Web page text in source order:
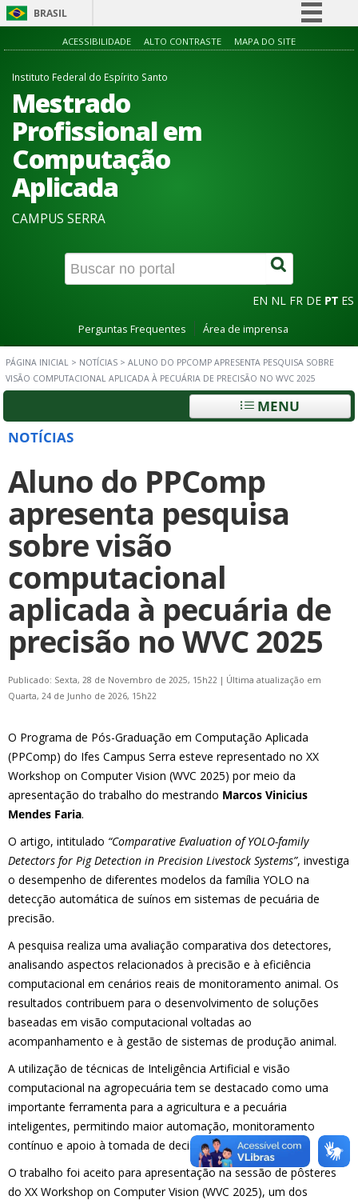
BRASIL
Simplifique!
ACESSIBILIDADE ALTO CONTRASTE MAPA DO SITE
Instituto Federal do Espírito Santo
Mestrado
Profissional em
Computação
Aplicada
CAMPUS SERRA
EN NL FR DE PT ES
Perguntas Frequentes Área de imprensa
PÁGINA INICIAL > NOTÍCIAS > ALUNO DO PPCOMP APRESENTA PESQUISA SOBRE
VISÃO COMPUTACIONAL APLICADA À PECUÁRIA DE PRECISÃO NO WVC 2025
MENU
NOTÍCIAS
Aluno do PPComp
apresenta pesquisa
sobre visão
computacional
aplicada à pecuária de
precisão no WVC 2025
Publicado: Sexta, 28 de Novembro de 2025, 15h22 | Última atualização em
Quarta, 24 de Junho de 2026, 15h22
O Programa de Pós-Graduação em Computação Aplicada
(PPComp) do Ifes Campus Serra esteve representado no XX
Workshop on Computer Vision (WVC 2025) por meio da
apresentação do trabalho do mestrando Marcos Vinicius
Mendes Faria.
O artigo, intitulado “Comparative Evaluation of YOLO-family
Detectors for Pig Detection in Precision Livestock Systems”, investiga
o desempenho de diferentes modelos da família YOLO na
detecção automática de suínos em sistemas de pecuária de
precisão.
A pesquisa realiza uma avaliação comparativa dos detectores,
analisando aspectos relacionados à precisão e à eficiência
computacional em cenários reais de monitoramento animal. Os
resultados contribuem para o desenvolvimento de soluções
baseadas em visão computacional voltadas ao
acompanhamento e à gestão de sistemas de produção animal.
A utilização de técnicas de Inteligência Artificial e visão
computacional na agropecuária tem se destacado como uma
importante ferramenta para a agricultura e a pecuária
inteligentes, permitindo maior automação, monitoramento
contínuo e apoio à tomada de decisão no campo.
O trabalho foi aceito para apresentação na sessão de pôsteres
do XX Workshop on Computer Vision (WVC 2025), um dos